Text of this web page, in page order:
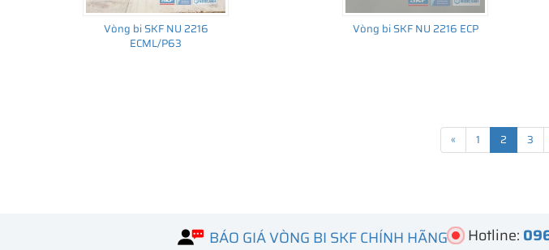
Vòng bi SKF NU 2216
ECML/P63
Vòng bi SKF NU 2216 ECP
« 1 2 3
BÁO GIÁ VÒNG BI SKF CHÍNH HÃNG Hotline: